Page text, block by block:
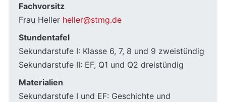
Fachvorsitz
Frau Heller heller@stmg.de
Stundentafel
Sekundarstufe I: Klasse 6, 7, 8 und 9 zweistündig
Sekundarstufe II: EF, Q1 und Q2 dreistündig
Materialien
Sekundarstufe I und EF: Geschichte und